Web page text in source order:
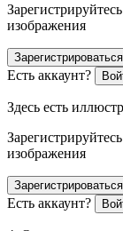
изображения
Зарегистрироваться
Есть аккаунт?
Здесь есть
изображения
Зарегистрироваться
Есть аккаунт?